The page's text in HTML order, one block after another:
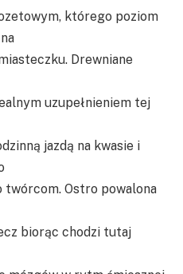
którego poziom
Drewniane
uzupełnieniem tej
jazdą na kwasie i
twórcom. Ostro powalona
biorąc chodzi tutaj